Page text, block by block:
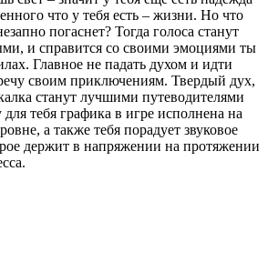
что у тебя есть – жизни. Но что
погаснет? Тогда голоса станут
и справится со своими эмоциями ты
Главное не падать духом и идти
своим приключениям. Твердый дух,
станут лучшими путеводителями
тебя графика в игре исполнена на
а также тебя порадует звуковое
держит в напряжении на протяжении